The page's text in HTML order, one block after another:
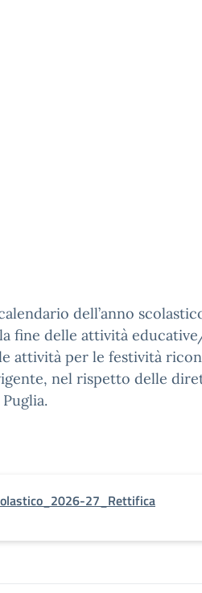
dell’anno
la fine delle attività
attività per le festività
nel rispetto delle
27_Rettifica